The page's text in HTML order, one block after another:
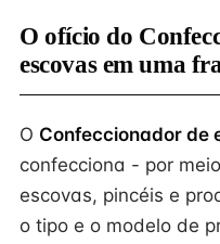
O ofício do
escovas em uma
O Confeccionador de
confecciona - por
escovas, pincéis e
o tipo e o modelo de